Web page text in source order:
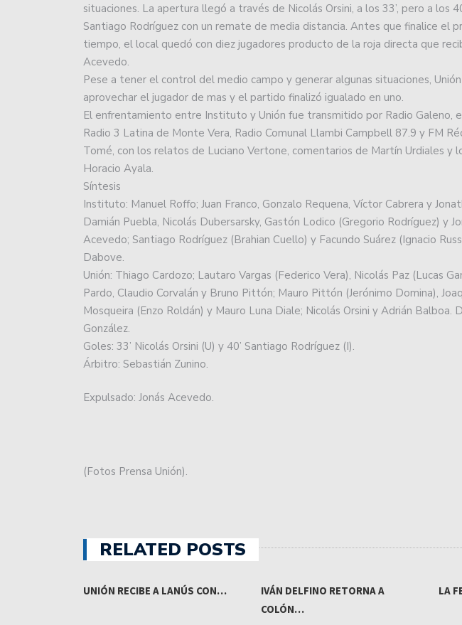
situaciones. La apertura llegó a través de Nicolás Orsini, a los 33’, pero a los
Santiago Rodríguez con un remate de media distancia. Antes que finalice el
tiempo, el local quedó con diez jugadores producto de la roja directa que
Acevedo.
Pese a tener el control del medio campo y generar algunas situaciones,
aprovechar el jugador de mas y el partido finalizó igualado en uno.
El enfrentamiento entre Instituto y Unión fue transmitido por Radio Galeno,
Radio 3 Latina de Monte Vera, Radio Comunal Llambi Campbell 87.9 y FM
Tomé, con los relatos de Luciano Vertone, comentarios de Martín Urdiales y
Horacio Ayala.
Síntesis
Instituto: Manuel Roffo; Juan Franco, Gonzalo Requena, Víctor Cabrera y
Damián Puebla, Nicolás Dubersarsky, Gastón Lodico (Gregorio Rodríguez) y
Acevedo; Santiago Rodríguez (Brahian Cuello) y Facundo Suárez (Ignacio
Dabove.
Unión: Thiago Cardozo; Lautaro Vargas (Federico Vera), Nicolás Paz (Lucas
Pardo, Claudio Corvalán y Bruno Pittón; Mauro Pittón (Jerónimo Domina),
Mosqueira (Enzo Roldán) y Mauro Luna Diale; Nicolás Orsini y Adrián Balboa.
González.
Goles: 33’ Nicolás Orsini (U) y 40’ Santiago Rodríguez (I).
Árbitro: Sebastián Zunino.
Expulsado: Jonás Acevedo.
(Fotos Prensa Unión).
RELATED POSTS
UNIÓN RECIBE A LANÚS CON…
IVÁN DELFINO RETORNA A
COLÓN…
LA